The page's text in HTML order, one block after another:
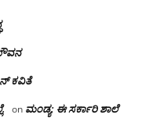
ಕವಿತೆ
on ಮಂಡ್ಯ: ಈ ಸರ್ಕಾರಿ ಶಾಲೆ